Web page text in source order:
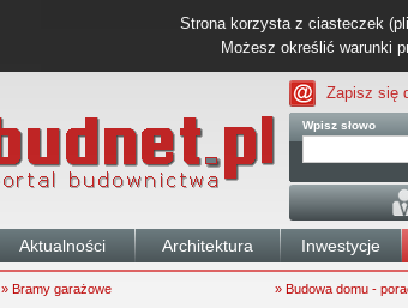
Strona korzysta z ciasteczek
Możesz określić warunki
Zapisz się
Wpisz słowo
Aktualności Architektura Inwestycje
» Bramy garażowe » Budowa domu -